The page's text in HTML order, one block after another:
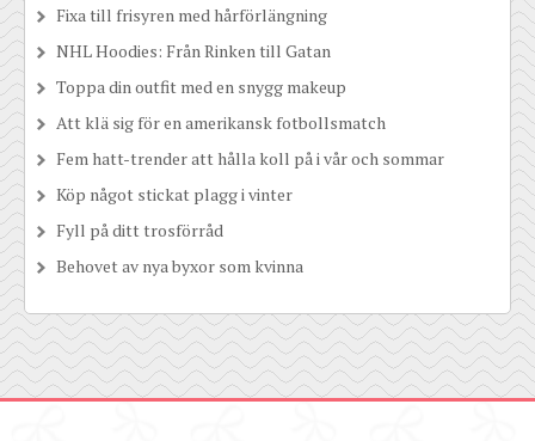
Fixa till frisyren med hårförlängning
NHL Hoodies: Från Rinken till Gatan
Toppa din outfit med en snygg makeup
Att klä sig för en amerikansk fotbollsmatch
Fem hatt-trender att hålla koll på i vår och sommar
Köp något stickat plagg i vinter
Fyll på ditt trosförråd
Behovet av nya byxor som kvinna